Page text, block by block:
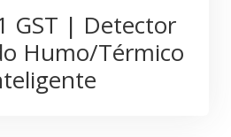
GST | Detector
Humo/Térmico